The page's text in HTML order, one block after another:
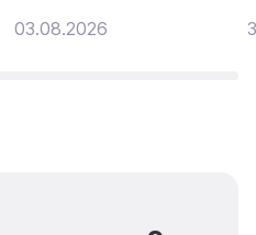
03.08.2026